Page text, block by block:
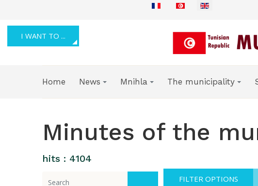
I WANT TO ...
Home News Mnihla The municipality
Minutes of the
hits : 4104